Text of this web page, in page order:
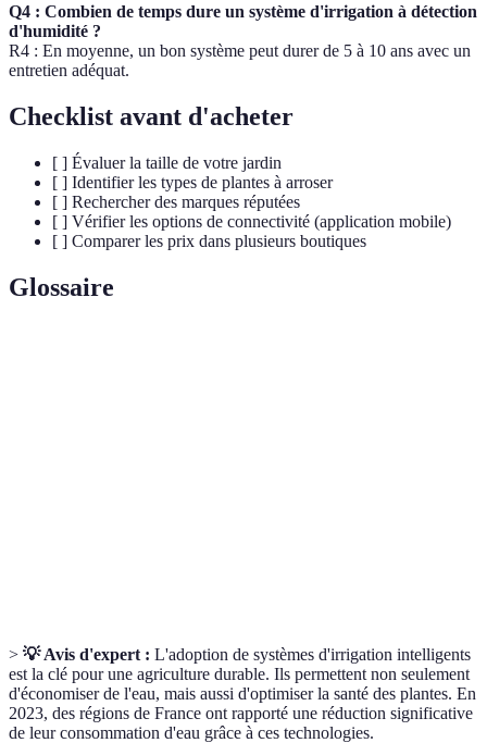
Q4 : Combien de temps dure un système d'irrigation à détection
d'humidité ?
R4 : En moyenne, un bon système peut durer de 5 à 10 ans avec un
entretien adéquat.
Checklist avant d'acheter
[ ] Évaluer la taille de votre jardin
[ ] Identifier les types de plantes à arroser
[ ] Rechercher des marques réputées
[ ] Vérifier les options de connectivité (application mobile)
[ ] Comparer les prix dans plusieurs boutiques
Glossaire
> 💡 Avis d'expert : L'adoption de systèmes d'irrigation intelligents
est la clé pour une agriculture durable. Ils permettent non seulement
d'économiser de l'eau, mais aussi d'optimiser la santé des plantes. En
2023, des régions de France ont rapporté une réduction significative
de leur consommation d'eau grâce à ces technologies.